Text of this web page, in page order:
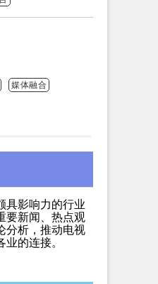
媒体融合
具影响力的行业
要新闻、热点观
分析，推动电视
业的连接。